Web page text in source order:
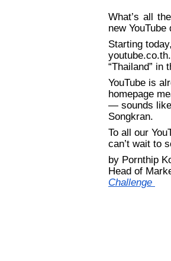
What’s all
new
Starting
“Thailand” in
YouTube is
homepage
— sounds like
Songkran.
To all our
can’t wait to
by Pornthip
Head of
Challenge